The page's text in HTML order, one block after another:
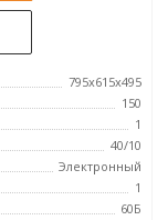
795х615х495
150
1
40/10
Электронный
1
60Б